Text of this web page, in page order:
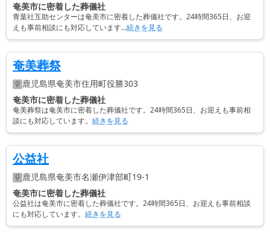
奄美市に密着した葬儀社
青葉社互助センターは奄美市に密着した葬儀社です。24時間365日、お迎
えも事前相談にも対応しています...続きを見る
奄美葬祭
鹿児島県奄美市住用町役勝303
奄美市に密着した葬儀社
奄美葬祭は奄美市に密着した葬儀社です。24時間365日、お迎えも事前相
談にも対応しています。 続きを見る
公益社
鹿児島県奄美市名瀬伊津部町19-1
奄美市に密着した葬儀社
公益社は奄美市に密着した葬儀社です。24時間365日、お迎えも事前相談
にも対応しています。 続きを見る